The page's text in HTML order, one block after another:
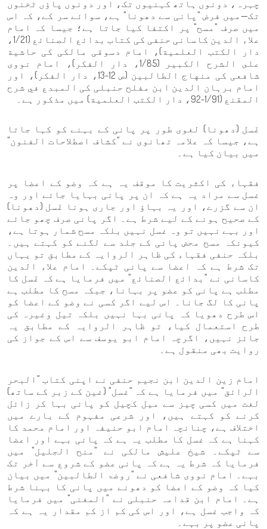
چہرہ، دونوں ہاتھ کہنیوں تک، اور دونوں پاؤں ٹخنوں
تک—میں فرض "پانی سے دھونا" ہے، سوائے سر کے، کہ اس
میں صرف "مسح" پر اکتفا کیا جاتا ہے؛ جیسا کہ امام
علاء الدین کاسانی حنفی کی کتاب بدائع الصنائع (1/21،
دار الكتب العلمية)، امام دسوقی مالکی کی حاشية
على الشرح الكبير (1/85، دار الفكر)، امام نووی
شافعی کی منهاج الطالبين (ص 12-13، دار الفكر)، اور
امام برہان الدین ابن مفلح حنبلی کی المبدع في شرح
المقنع (1/91-92، دار الكتب العلمية) میں مذکور ہے۔
غَسل (دھونا) لغوی طور پر پانی کے بہنے کو کہا جاتا
ہے، جیسا کہ علامہ تھانوی نے "کشاف اصطلاحات الفنون"
میں بیان کیا ہے۔
فقہاء کی اکثریت کا موقف یہ ہے کہ وضو کے اعضا پر
غسل سے مراد یہ ہے کہ ان پر پانی بہایا جائے اور وہ
ان سے گزرے، اور یہ بہاؤ اور جاری ہونا غَسل (دھونا)
کے صحیح ہونے کے لیے شرط ہے۔ اگر پانی صرف چھو جائے
اور بہے نہیں تو وہ غسل نہیں بلکہ مسح شمار ہوتا ہے،
کیونکہ مسح محض پانی کے جلد سے لگنے کو کہتے ہیں۔
بلکہ حنفی فقہاء کی ظاہر الروایہ کے مطابق تو یہاں
تک شرط ہے کہ اعضا سے پانی ٹپکے۔ امام علاء الدین
کاسانی نے "بدائع الصنائع" میں فرمایا ہے کہ غَسل کا
مطلب ہے پانی کو عضو پر بہانا، جبکہ مسح کا مطلب ہے
پانی کا لگ جانا۔ اس لیے اگر کسی نے وضو کے اعضا کو
اس طرح دھویا کہ پانی بہا نہیں بلکہ تیل وغیرہ کی
طرح استعمال کیا، تو ظاہر الروایہ کے مطابق یہ
جائز نہیں، اگرچہ امام ابو یوسف سے اس کے جواز کی
روایت بھی منقول ہے۔
امام زین الدین ابن نجیم حنفی نے اپنی کتاب "البحر
الرائق" میں فرمایا ہے کہ "غسل" (غین کے زبر کے ساتھ)
لغت میں کسی چیز سے میل کچیل کو پانی بہا کر زائل
کرنے کو کہتے ہیں، اور شرعی مفہوم کے بارے میں
اختلاف ہے، چنانچہ امام ابو حنیفہ اور امام محمد کا
کہنا ہے کہ غسل کا مطلب یہ ہے کہ پانی بہے اور اعضا
سے ٹپکے۔ شیخ علیش مالکی نے "منح الجلیل" میں
فرمایا کہ شرط یہ ہے کہ پانی عضو کے شروع سے آخر تک
بہے۔ امام نووی شافعی نے "روضۃ الطالبین" میں بیان
کیا کہ وضو کے اعضا کو دھونے میں پانی کا بہنا شرط
ہے۔ امام ابن قدامہ حنبلی نے "المغنی" میں فرمایا
کہ واجب غسل ہے، اور اس کی کم از کم مقدار یہ ہے کہ
پانی عضو پر بہے۔